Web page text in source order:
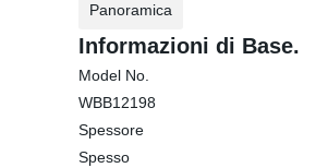
Panoramica
Informazioni di Base.
Model No.
WBB12198
Spessore
Spesso